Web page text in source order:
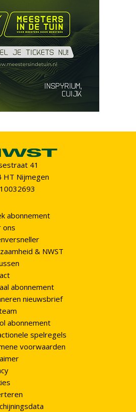
41
HT Nijmegen
abonnement
ons
& NWST
abonnement
nieuwsbrief
abonnement
spelregels
voorwaarden